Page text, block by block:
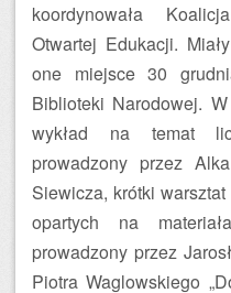
koordynowała Koalicja
Otwartej Edukacji. Miały
one miejsce 30
Biblioteki Narodowej.
wykład na temat
prowadzony przez
Siewicza, krótki
opartych na
prowadzony przez
Piotra Waglowskiego